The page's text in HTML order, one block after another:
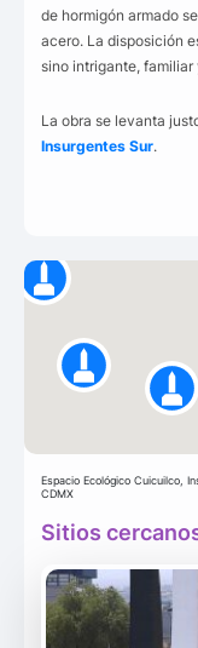
de hormigón armado
acero. La disposición
sino intrigante, familiar
La obra se levanta
Insurgentes Sur.
Espacio Ecológico Cuicuilco,
CDMX
Sitios